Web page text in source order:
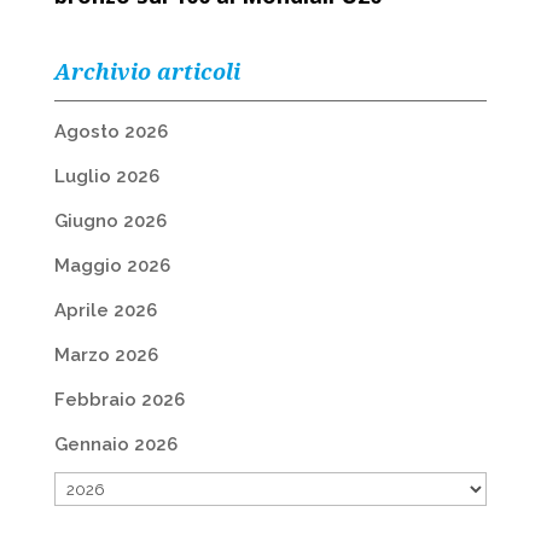
Archivio articoli
Agosto 2026
Luglio 2026
Giugno 2026
Maggio 2026
Aprile 2026
Marzo 2026
Febbraio 2026
Gennaio 2026